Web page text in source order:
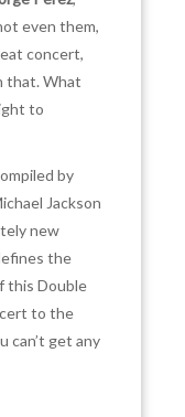
even them,
concert,
that. What
to
by
Jackson
new
the
this Double
to the
can’t get any